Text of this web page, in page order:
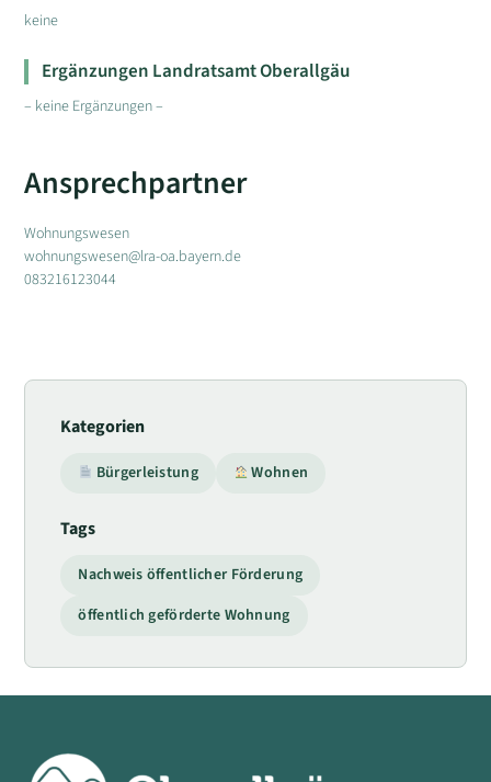
keine
Ergänzungen Landratsamt Oberallgäu
– keine Ergänzungen –
Ansprechpartner
Wohnungswesen
wohnungswesen@lra-oa.bayern.de
083216123044
Kategorien
Bürgerleistung Wohnen
Tags
Nachweis öffentlicher Förderung
öffentlich geförderte Wohnung